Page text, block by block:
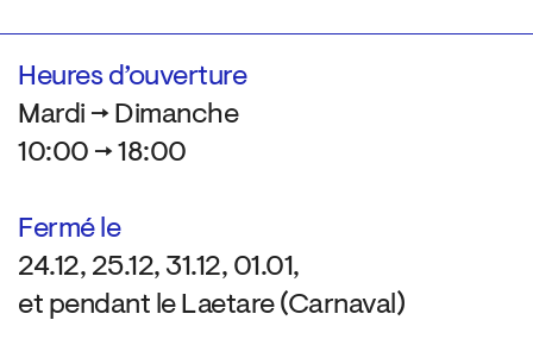
Heures d’ouverture
Mardi → Dimanche
10:00 → 18:00
Fermé le
24.12, 25.12, 31.12, 01.01,
et pendant le Laetare (Carnaval)